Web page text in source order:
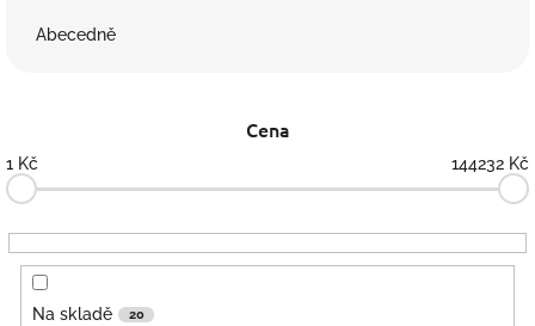
o
d
u
k
Abecedně
Cena
1 Kč 144232 Kč
Na skladě 20